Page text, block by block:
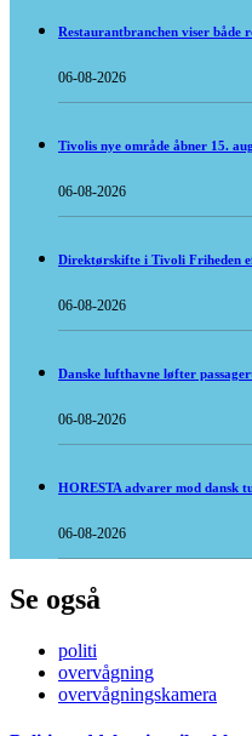
Restaurantbranchen viser både
06-08-2026
Tivolis nye område åbner 15.
06-08-2026
Direktørskifte i Tivoli Friheden
06-08-2026
Danske lufthavne løfter
06-08-2026
HORESTA advarer mod dansk
06-08-2026
Se også
politi
overvågning
overvågningskamera